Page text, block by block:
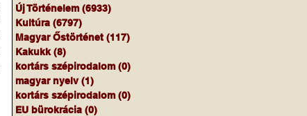
Új Történelem (6933)
Kultúra (6797)
Magyar Őstörténet (117)
Kakukk (8)
kortárs szépirodalom (0)
magyar nyelv (1)
kortárs szépirodalom (0)
EU bürokrácia (0)